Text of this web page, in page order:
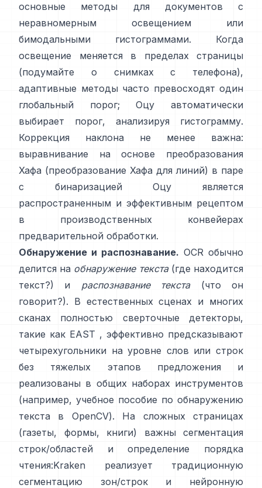
основные методы для документов с
неравномерным освещением или
бимодальными гистограммами. Когда
освещение меняется в пределах страницы
(подумайте о снимках с телефона),
адаптивные методы часто превосходят один
глобальный порог; Оцу автоматически
выбирает порог, анализируя гистограмму.
Коррекция наклона не менее важна:
выравнивание на основе преобразования
Хафа (преобразование Хафа для линий) в паре
с бинаризацией Оцу является
распространенным и эффективным рецептом
в производственных конвейерах
предварительной обработки.
Обнаружение и распознавание. OCR обычно
делится на обнаружение текста(где находится
текст?) и распознавание текста(что он
говорит?). В естественных сценах и многих
сканах полностью сверточные детекторы,
такие как EAST , эффективно предсказывают
четырехугольники на уровне слов или строк
без тяжелых этапов предложения и
реализованы в общих наборах инструментов
(например, учебное пособие по обнаружению
текста в OpenCV). На сложных страницах
(газеты, формы, книги) важны сегментация
строк/областей и определение порядка
чтения:Kraken
реализует традиционную
сегментацию зон/строк и нейронную